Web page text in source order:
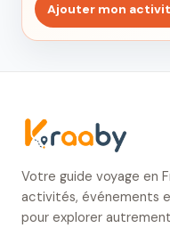
Ajouter mon
Votre guide voyage en
activités, événements
pour explorer